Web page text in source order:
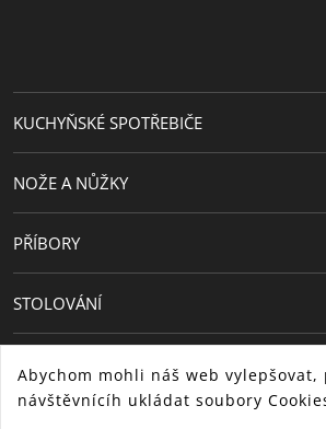
KUCHYŇSKÉ SPOTŘEBIČE
NOŽE A NŮŽKY
PŘÍBORY
STOLOVÁNÍ
Abychom mohli náš web
návštěvnícíh ukládat soubory